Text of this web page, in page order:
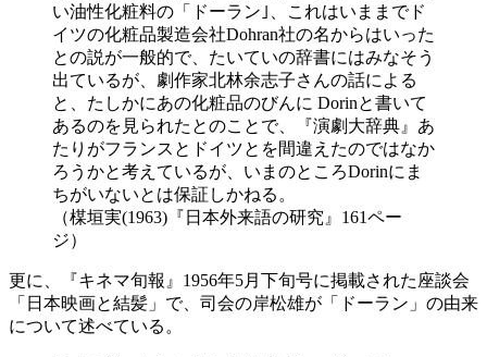
い油性化粧料の「ドーラン｣、これはいままでド
イツの化粧品製造会社Dohran社の名からはいった
との説が一般的で、たいていの辞書にはみなそう
出ているが、劇作家北林余志子さんの話による
と、たしかにあの化粧品のびんに Dorinと書いて
あるのを見られたとのことで、『演劇大辞典』あ
たりがフランスとドイツとを間違えたのではなか
ろうかと考えているが、いまのところDorinにま
ちがいないとは保証しかねる。
（楳垣実(1963)『日本外来語の研究』161ペー
ジ）
更に、『キネマ旬報』1956年5月下旬号に掲載された座談会
「日本映画と結髪」で、司会の岸松雄が「ドーラン」の由来
について述べている。